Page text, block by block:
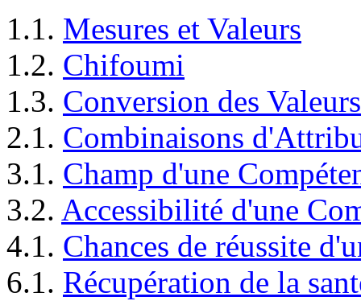
1.1. Mesures et Valeurs
1.2. Chifoumi
1.3. Conversion des Valeurs
2.1. Combinaisons
3.1. Champ d'une
3.2. Accessibilité d'une
4.1. Chances de réussite
6.1. Récupération de la